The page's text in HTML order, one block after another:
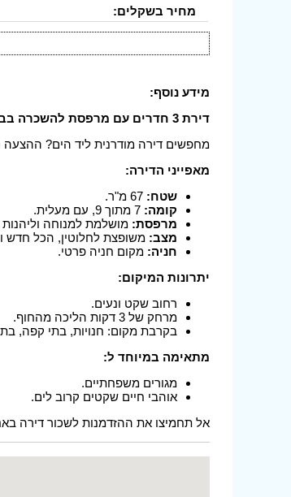
מחיר בשקלים:
מידע נוסף:
דירת 3 חדרים עם מרפסת להשכרה בבניין חדש, בת ים!
מחפשים דירה מודרנית ליד הים? ההצעה
מאפייני הדירה:
שטח:
קומה:
מרפסת: מושלמת למנוחה וליהנות
מצב: משופצת לחלוטין, הכל חדש
חניה: מקום חניה פרטי.
יתרונות המיקום:
רחוב שקט ונעים.
מרחק של 3 דקות הליכה מהחוף.
בקרבת מקום: חנויות, בתי קפה,
מתאימה במיוחד ל:
מגורים משפחתיים.
אוהבי חיים שקטים קרוב לים.
אל תחמיצו את ההזדמנות לשכור דירה